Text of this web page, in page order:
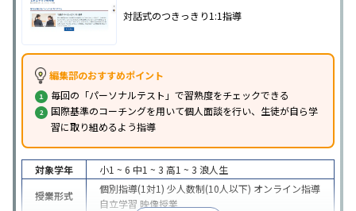
対話式のつきっきり1:1指導
編集部のおすすめポイント
毎回の「パーソナルテスト」で習熟度をチェックできる
国際基準のコーチングを用いて個人面談を行い、生徒が自ら学
習に取り組めるよう指導
対象学年 小1 ~ 6 中1 ~ 3 高1 ~ 3 浪人生
授業形式
個別指導(1対1) 少人数制(10人以下) オンライン指導
自立学習 映像授業